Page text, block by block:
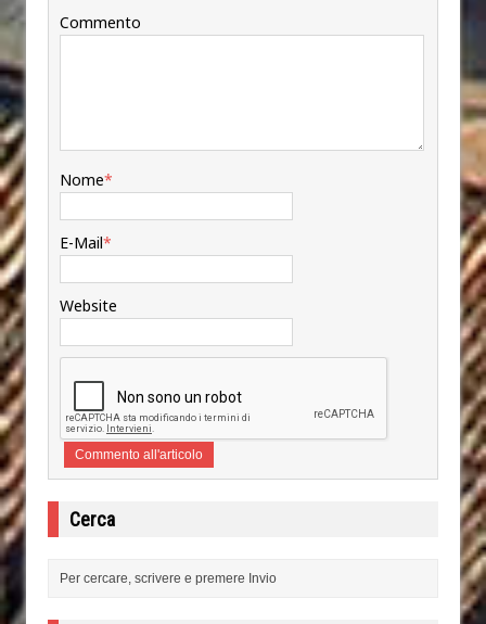
Commento
Nome*
E-Mail*
Website
Cerca